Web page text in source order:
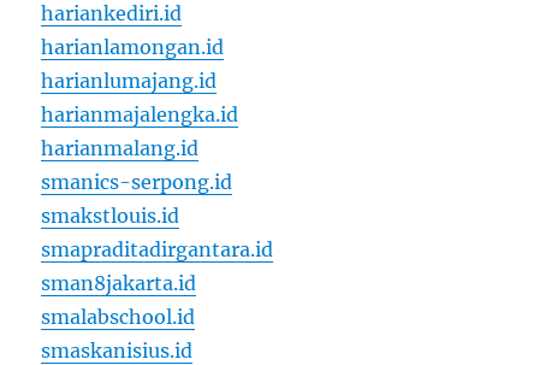
hariankediri.id
harianlamongan.id
harianlumajang.id
harianmajalengka.id
harianmalang.id
smanics-serpong.id
smakstlouis.id
smapraditadirgantara.id
sman8jakarta.id
smalabschool.id
smaskanisius.id